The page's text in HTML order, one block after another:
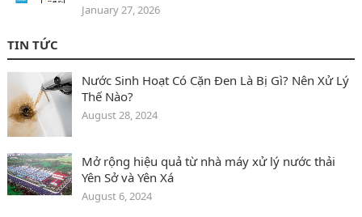
January 27, 2026
TIN TỨC
Nước Sinh Hoạt Có Cặn Đen Là Bị Gì? Nên Xử Lý
Thế Nào?
August 28, 2024
Mở rộng hiệu quả từ nhà máy xử lý nước thải
Yên Sở và Yên Xá
August 6, 2024